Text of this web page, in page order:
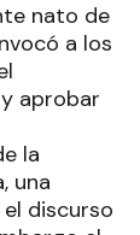
nato de
a los
aprobar
la
una
discurso